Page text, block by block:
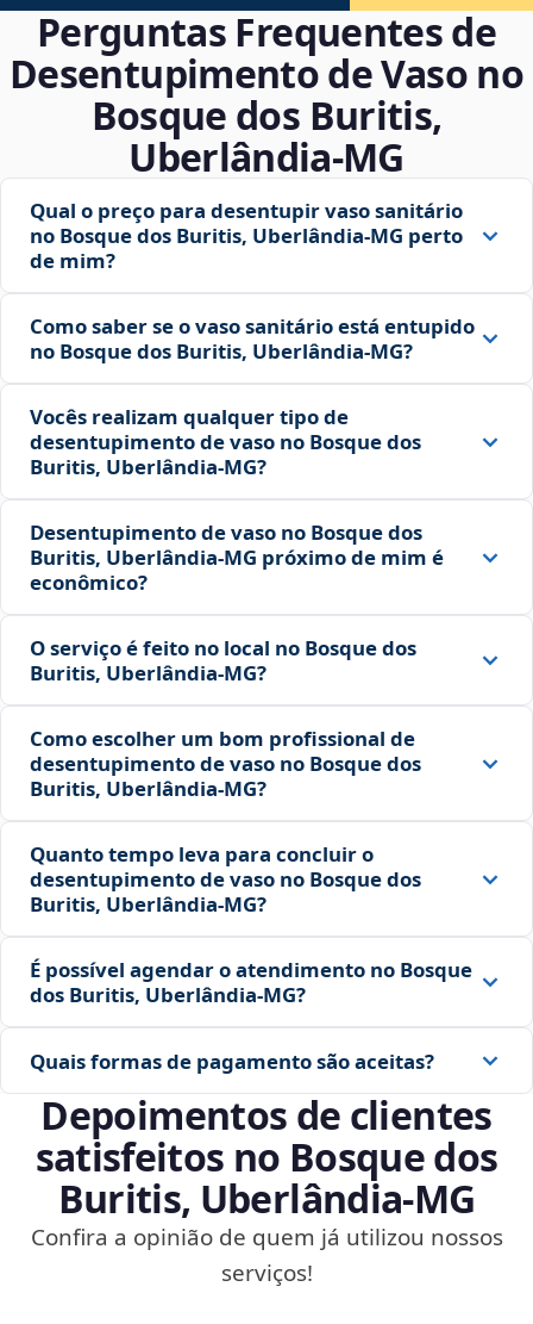
Perguntas Frequentes de
Desentupimento de Vaso no
Bosque dos Buritis,
Uberlândia‑MG
Qual o preço para desentupir vaso sanitário
no Bosque dos Buritis, Uberlândia‑MG perto
de mim?
Como saber se o vaso sanitário está entupido
no Bosque dos Buritis, Uberlândia‑MG?
Vocês realizam qualquer tipo de
desentupimento de vaso no Bosque dos
Buritis, Uberlândia‑MG?
Desentupimento de vaso no Bosque dos
Buritis, Uberlândia‑MG próximo de mim é
econômico?
O serviço é feito no local no Bosque dos
Buritis, Uberlândia‑MG?
Como escolher um bom profissional de
desentupimento de vaso no Bosque dos
Buritis, Uberlândia‑MG?
Quanto tempo leva para concluir o
desentupimento de vaso no Bosque dos
Buritis, Uberlândia‑MG?
É possível agendar o atendimento no Bosque
dos Buritis, Uberlândia‑MG?
Quais formas de pagamento são aceitas?
Depoimentos de clientes
satisfeitos no Bosque dos
Buritis, Uberlândia‑MG
Confira a opinião de quem já utilizou nossos
serviços!